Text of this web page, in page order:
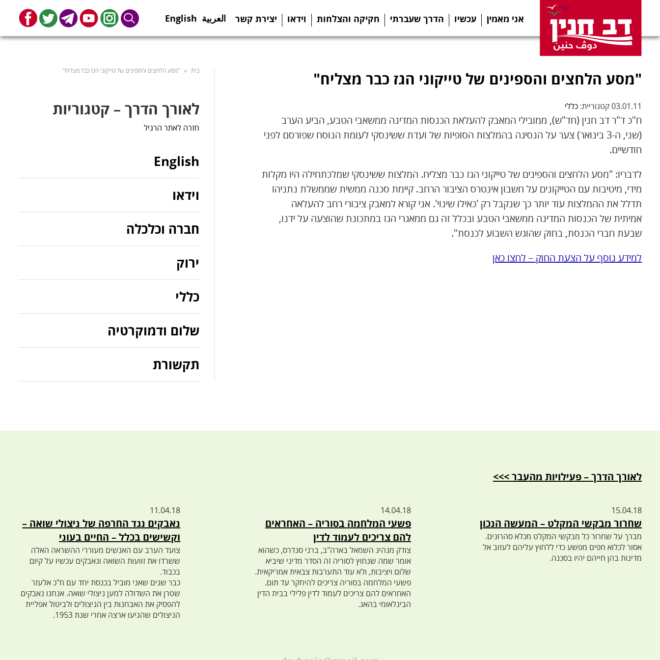
אני מאמין עכשיו הדרך שעברתי חקיקה והצלחות וידאו יצירת קשר العربية English
Search
Instagram
Youtube
Telegram
Twitter
"מסע הלחצים והספינים של טייקוני הגז כבר מצליח"
03.01.11 קטגוריית: כללי
ח"כ ד"ר דב חנין (חד"ש), ממובילי המאבק להעלאת הכנסות המדינה ממשאבי הטבע, הביע הערב
(שני, ה-3 בינואר) צער על הנסיגה בהמלצות הסופיות של ועדת ששינסקי לעומת הנוסח שפורסם לפני
חודשיים.
לדבריו: "מסע הלחצים והספינים של טייקוני הגז כבר מצליח. המלצות ששינסקי שמלכתחילה היו מקלות
מידי, מיטיבות עם הטייקונים על חשבון אינטרס הציבור הרחב. קיימת סכנה ממשית שממשלת נתניהו
תדלל את ההמלצות עוד יותר כך שנקבל רק 'כאילו שינוי'. אני קורא למאבק ציבורי רחב להעלאה
אמיתית של הכנסות המדינה ממשאבי הטבע ובכלל זה גם ממאגרי הגז במתכונת שהוצעה על ידנו,
שבעת חברי הכנסת, בחוק שהוגש השבוע לכנסת".
למידע נוסף על הצעת החוק – לחצו כאן
בית » "מסע הלחצים והספינים של טייקוני הגז כבר מצליח"
לאורך הדרך – קטגוריות
חזרה לאתר הרגיל
English
וידאו
חברה וכלכלה
ירוק
כללי
שלום ודמוקרטיה
תקשורת
לאורך הדרך – פעילויות מהעבר >>>
15.04.18
שחרור מבקשי המקלט – המעשה הנכון
מברך על שחרור כל מבקשי המקלט מכלא סהרונים.
אסור לכלוא חפים מפשע כדי ללחוץ עליהם לעזוב אל
מדינות בהן חייהם יהיו בסכנה.
14.04.18
פשעי המלחמה בסוריה – האחראים
להם צריכים לעמוד לדין
צודק מנהיג השמאל בארה"ב, ברני סנדרס, כשהוא
אומר שמה שנחוץ לסוריה זה הסדר מדיני שיביא
שלום ויציבות, ולא עוד התערבות צבאית אמריקאית.
פשעי המלחמה בסוריה צריכים להיחקר עד תום.
האחראים להם צריכים לעמוד לדין פלילי בבית הדין
הבינלאומי בהאג.
11.04.18
נאבקים נגד החרפה של ניצולי שואה –
וקשישים בכלל – החיים בעוני
צועד הערב עם האנשים מעוררי ההשראה האלה
ששרדו את זוועות השואה ונאבקים עכשיו על קיום
בכבוד.
כבר שנים שאני מוביל בכנסת יחד עם ח"כ אלעזר
שטרן את השדולה למען ניצולי שואה. אנחנו נאבקים
להפסיק את האבחנות בין הניצולים ולביטול אפליית
הניצולים שהגיעו ארצה אחרי שנת 1953.